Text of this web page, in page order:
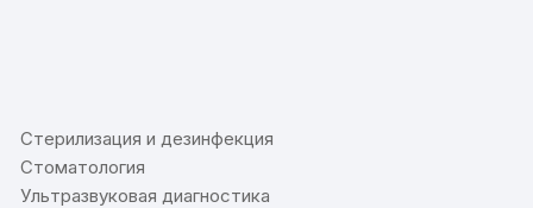
Стерилизация и дезинфекция
Стоматология
Ультразвуковая диагностика